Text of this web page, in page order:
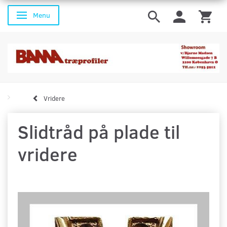
Skifte navigation
Menu
Vridere
Slidtråd på plade til
vridere